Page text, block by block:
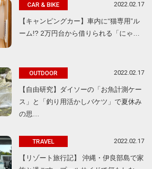
CAR & BIKE 2022.02.17
【キャンピングカー】車内に“猫専用”ル
ーム!? 2万円台から借りられる「にゃ…
OUTDOOR 2022.02.17
【自由研究】ダイソーの「お魚計測ケー
ス」と「釣り用活かしバケツ」で夏休み
の思…
TRAVEL 2022.02.17
【リゾート旅行記】 沖縄・伊良部島で家